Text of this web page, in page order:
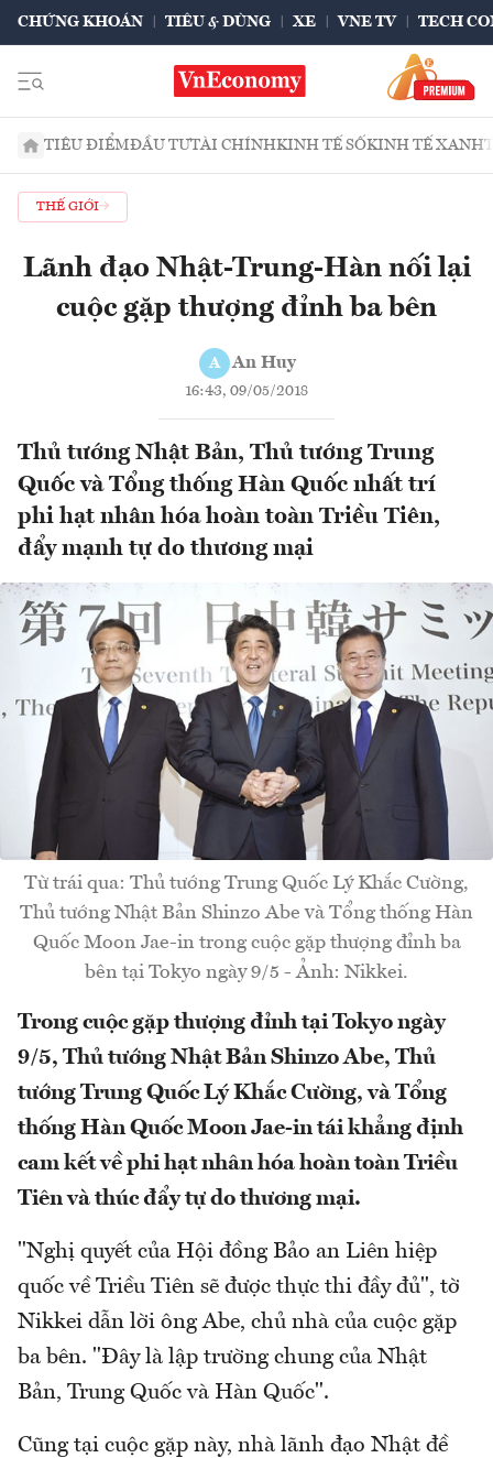
CHỨNG KHOÁN TIÊU & DÙNG XE VNE TV TECH
TIÊU ĐIỂMĐẦU TƯTÀI CHÍNHKINH TẾ SỐKINH TẾ XANH
THẾ GIỚI
Lãnh đạo Nhật-Trung-Hàn nối lại
cuộc gặp thượng đỉnh ba bên
A An Huy
16:43, 09/05/2018
Thủ tướng Nhật Bản, Thủ tướng Trung
Quốc và Tổng thống Hàn Quốc nhất trí
phi hạt nhân hóa hoàn toàn Triều Tiên,
đẩy mạnh tự do thương mại
Từ trái qua: Thủ tướng Trung Quốc Lý Khắc Cường,
Thủ tướng Nhật Bản Shinzo Abe và Tổng thống Hàn
Quốc Moon Jae-in trong cuộc gặp thượng đỉnh ba
bên tại Tokyo ngày 9/5 - Ảnh: Nikkei.
Trong cuộc gặp thượng đỉnh tại Tokyo ngày
9/5, Thủ tướng Nhật Bản Shinzo Abe, Thủ
tướng Trung Quốc Lý Khắc Cường, và Tổng
thống Hàn Quốc Moon Jae-in tái khẳng định
cam kết về phi hạt nhân hóa hoàn toàn Triều
Tiên và thúc đẩy tự do thương mại.
"Nghị quyết của Hội đồng Bảo an Liên hiệp
quốc về Triều Tiên sẽ được thực thi đầy đủ", tờ
Nikkei dẫn lời ông Abe, chủ nhà của cuộc gặp
ba bên. "Đây là lập trường chung của Nhật
Bản, Trung Quốc và Hàn Quốc".
Cũng tại cuộc gặp này, nhà lãnh đạo Nhật đề